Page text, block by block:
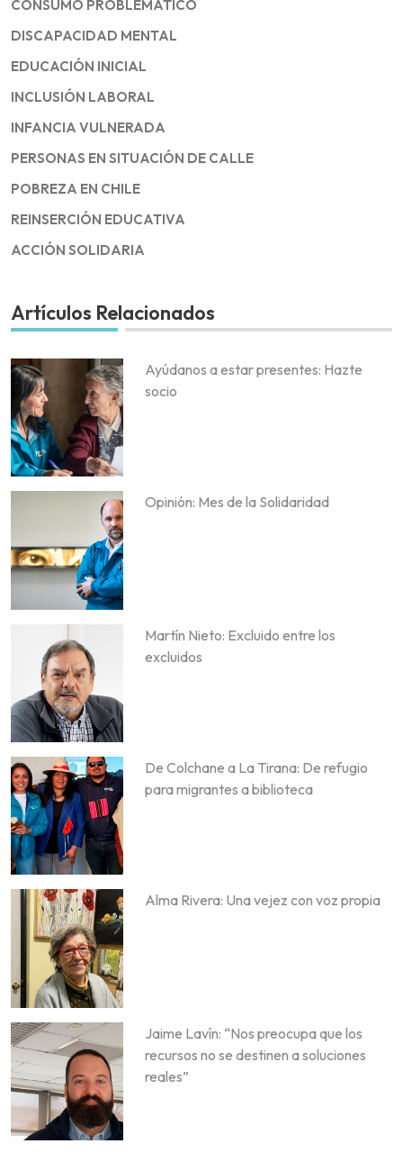
CONSUMO PROBLEMÁTICO
DISCAPACIDAD MENTAL
EDUCACIÓN INICIAL
INCLUSIÓN LABORAL
INFANCIA VULNERADA
PERSONAS EN SITUACIÓN DE CALLE
POBREZA EN CHILE
REINSERCIÓN EDUCATIVA
ACCIÓN SOLIDARIA
Artículos Relacionados
Ayúdanos a estar presentes: Hazte
socio
Opinión: Mes de la Solidaridad
Martín Nieto: Excluido entre los
excluidos
De Colchane a La Tirana: De refugio
para migrantes a biblioteca
Alma Rivera: Una vejez con voz propia
Jaime Lavín: “Nos preocupa que los
recursos no se destinen a soluciones
reales”